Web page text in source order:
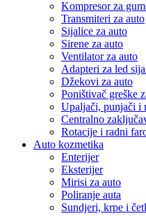
Kompresor za
Transmiteri za auto
Sijalice za auto
Sirene za auto
Ventilator za auto
Adapteri za led
Džekovi za auto
Poništivač greške
Upaljači, punjači i
Centralno
Rotacije i radni
Auto kozmetika
Enterijer
Eksterijer
Mirisi za auto
Poliranje auta
Sundjeri, krpe i